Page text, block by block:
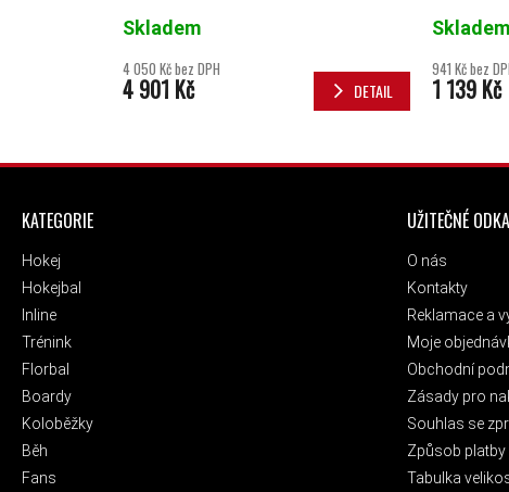
Skladem
4 050 Kč bez DPH
4 901 Kč DETAIL
Skladem
941 Kč bez
1 139 Kč
ZÁPATÍ
KATEGORIE
Hokej
Hokejbal
Inline
Trénink
Florbal
Boardy
Koloběžky
Běh
Fans
UŽITEČNÉ
O nás
Kontakty
Reklamace a
Moje
Obchodní
Zásady pro
Souhlas se
Způsob
Tabulka